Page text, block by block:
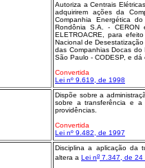
Autoriza a Centrais
adquirirem ações da
Companhia Energética
Rondônia S.A. - CERON
ELETROACRE, para
Nacional de
das Companhias Docas
São Paulo - CODESP, e dá
Convertida
Lei nº 9.619, de 1998
Dispõe sobre a
sobre a transferência e
providências.
Convertida
Lei nº 9.482, de 1997
Disciplina a aplicação da
altera a Lei no 7.347, de 24